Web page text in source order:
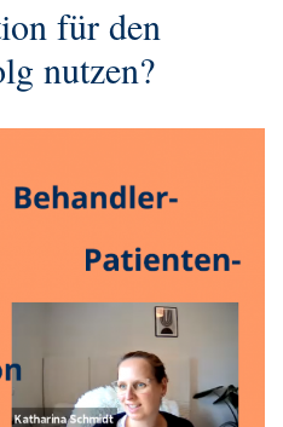
für den
nutzen?